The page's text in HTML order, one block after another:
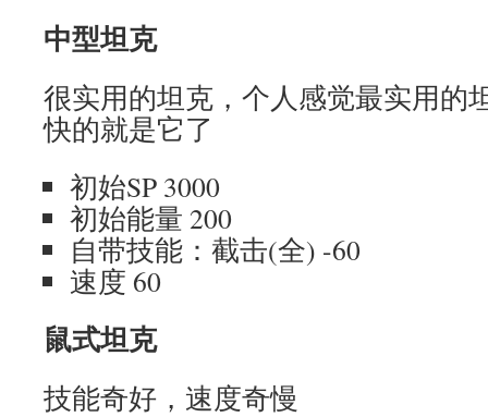
中型坦克
很实用的坦克，个人感觉最实用的
快的就是它了
初始SP 3000
初始能量 200
自带技能：截击(全) -60
速度 60
鼠式坦克
技能奇好，速度奇慢